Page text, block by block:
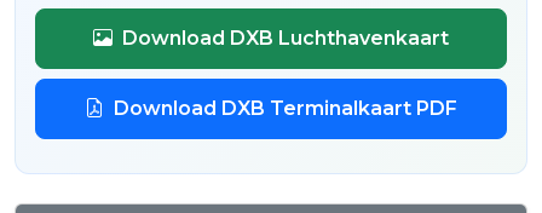
Download DXB Luchthavenkaart
Download DXB Terminalkaart PDF